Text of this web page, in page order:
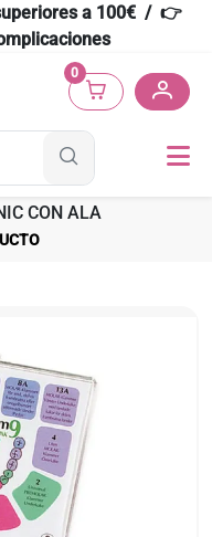
a 100€ / 👉
0
CON ALA